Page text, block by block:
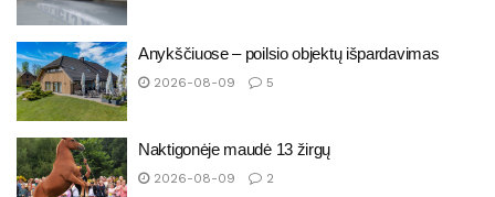
Anykščiuose – poilsio objektų išpardavimas
2026-08-09 5
Naktigonėje maudė 13 žirgų
2026-08-09 2